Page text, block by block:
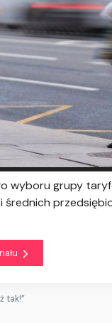
wyboru grupy
średnich
tak!”